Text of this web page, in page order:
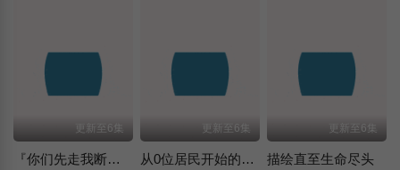
更新至6集
『你们先走我断后』，于是10年后我成为了传说
更新至6集
从0位居民开始的边境领主大人
更新至6集
描绘直至生命尽头